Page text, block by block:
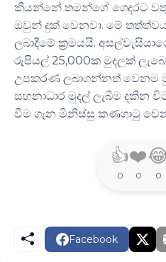
කියන්නේ තමන්ගේ ගෙදරට
ඔවුන් දුක් වෙනවා. මේ
ලබාදීමේ ක්‍රමයයි.
රුපියල් 25,000ක මුදලක්
උපකරණ ලබාගන්නත් වෙනම
සහනාධාර මුදල් ලැබීම දකින
වීම ගැන මිනිස්සු කණගාටු
👍
0
❤️
0 0
Facebook